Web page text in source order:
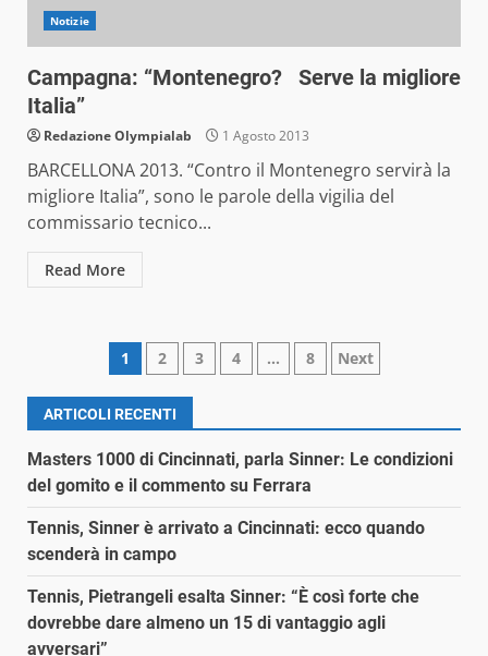
Notizie
Campagna: “Montenegro? Serve la migliore
Italia”
Redazione Olympialab 1 Agosto 2013
BARCELLONA 2013. “Contro il Montenegro servirà la
migliore Italia”, sono le parole della vigilia del
commissario tecnico...
Read More
Paginazione
degli
articoli
1 2 3 4 … 8 Next
ARTICOLI RECENTI
Masters 1000 di Cincinnati, parla Sinner: Le condizioni
del gomito e il commento su Ferrara
Tennis, Sinner è arrivato a Cincinnati: ecco quando
scenderà in campo
Tennis, Pietrangeli esalta Sinner: “È così forte che
dovrebbe dare almeno un 15 di vantaggio agli
avversari”